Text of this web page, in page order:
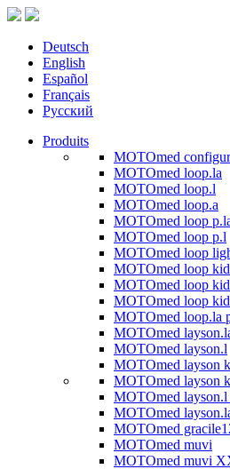
Deutsch
English
Español
Français
Русский
Produits
MOTOmed
MOTOmed loop.la
MOTOmed loop.l
MOTOmed loop.a
MOTOmed loop
MOTOmed loop p.l
MOTOmed loop
MOTOmed loop
MOTOmed loop
MOTOmed loop
MOTOmed loop.la
MOTOmed
MOTOmed layson.l
MOTOmed layson
MOTOmed layson
MOTOmed layson.l
MOTOmed
MOTOmed
MOTOmed muvi
MOTOmed muvi